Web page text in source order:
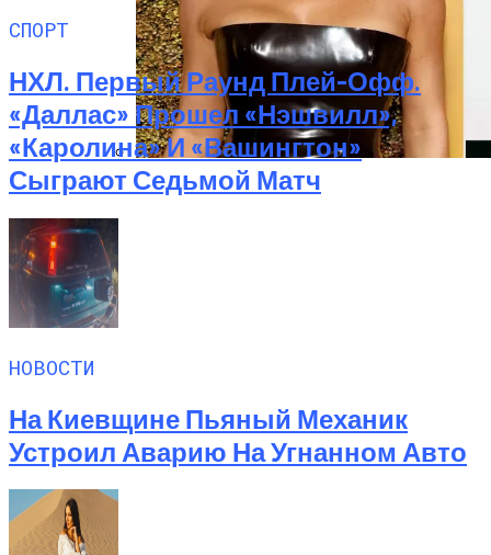
Николаев: Столкнулись Два Грузовика
Почувствуйте Себя Звездой: Кайли
СПОРТ
НХЛ. Первый Раунд Плей-Офф.
«Даллас» Прошел «Нэшвилл»,
«Каролина» И «Вашингтон»
Сыграют Седьмой Матч
НОВОСТИ
На Киевщине Пьяный Механик
Устроил Аварию На Угнанном Авто